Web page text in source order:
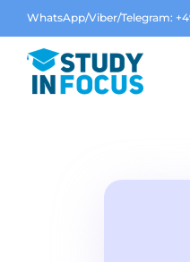
WhatsApp/Viber/Telegram: